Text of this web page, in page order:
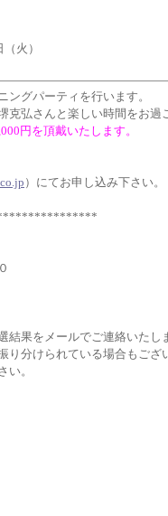
火）
グパーティを行います。
弘さんと楽しい時間をお過
円を頂戴いたします。
）にてお申し込み下さい。
果をメールでご連絡いたし
分けられている場合もござ
い。